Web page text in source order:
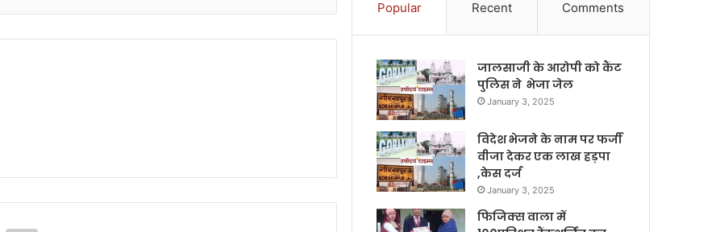
Popular Recent Comments
जालसाजी के आरोपी को कैंट
पुलिस ने भेजा जेल
January 3, 2025
विदेश भेजने के नाम पर फर्जी
वीजा देकर एक लाख हड़पा
,केस दर्ज
January 3, 2025
फिजिक्स वाला में